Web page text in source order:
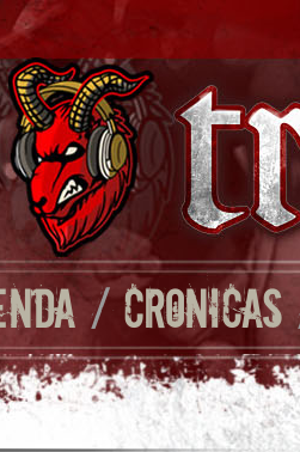
/CRONICAS